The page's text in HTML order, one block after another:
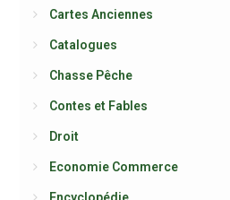
Cartes Anciennes
Catalogues
Chasse Pêche
Contes et Fables
Droit
Economie Commerce